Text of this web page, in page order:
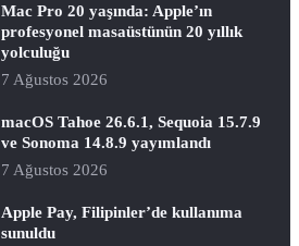
Mac Pro 20 yaşında: Apple’ın
profesyonel masaüstünün 20 yıllık
yolculuğu
7 Ağustos 2026
macOS Tahoe 26.6.1, Sequoia 15.7.9
ve Sonoma 14.8.9 yayımlandı
7 Ağustos 2026
Apple Pay, Filipinler’de kullanıma
sunuldu